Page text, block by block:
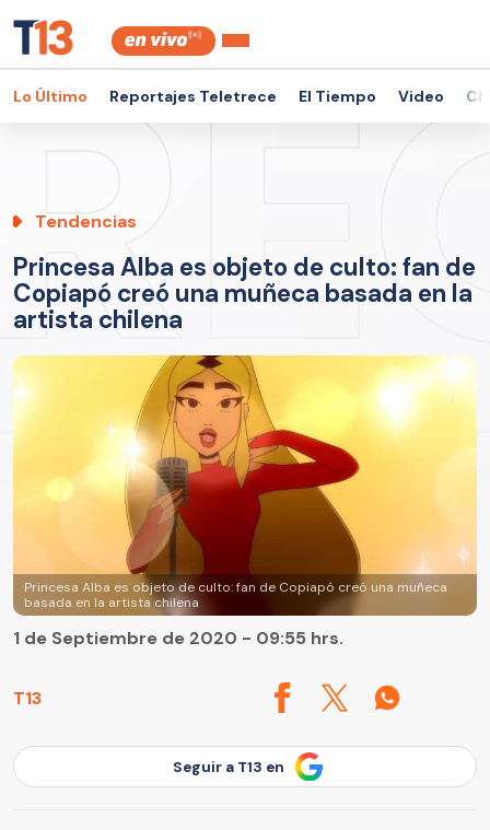
Lo Último Reportajes Teletrece El Tiempo Video
Tendencias
Princesa Alba es objeto de culto: fan de
Copiapó creó una muñeca basada en la
artista chilena
Princesa Alba es objeto de culto: fan de Copiapó creó una muñeca
basada en la artista chilena
T13
1 de Septiembre de 2020 - 09:55 hrs.
Seguir a T13 en